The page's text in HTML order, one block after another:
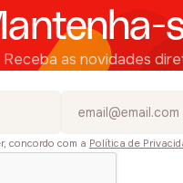
Receba as novidades
concordo com a Política de